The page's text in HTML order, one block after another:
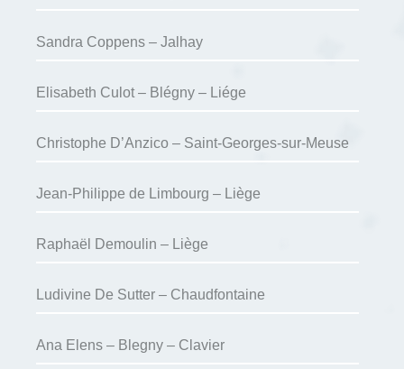
Sandra Coppens – Jalhay
Elisabeth Culot – Blégny – Liége
Christophe D’Anzico – Saint-Georges-sur-Meuse
Jean-Philippe de Limbourg – Liège
Raphaël Demoulin – Liège
Ludivine De Sutter – Chaudfontaine
Ana Elens – Blegny – Clavier